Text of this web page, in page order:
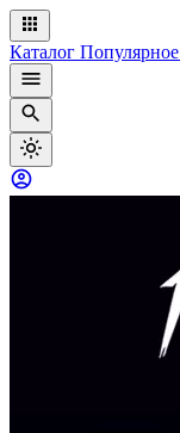
Каталог Популярное